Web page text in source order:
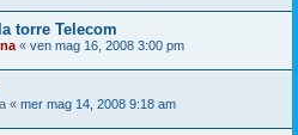
torre Telecom
« ven mag 16, 2008 3:00 pm
« mer mag 14, 2008 9:18 am